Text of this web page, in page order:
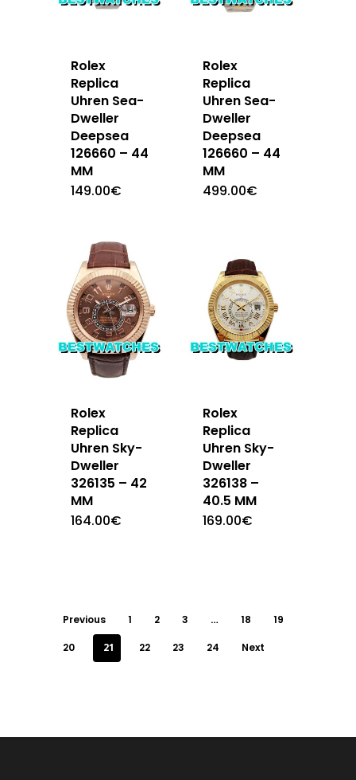
Rolex
Replica
Uhren Sea-
Dweller
Deepsea
126660 – 44
MM
149.00€
Rolex
Replica
Uhren Sea-
Dweller
Deepsea
126660 – 44
MM
499.00€
Rolex
Replica
Uhren Sky-
Dweller
326135 – 42
MM
164.00€
Rolex
Replica
Uhren Sky-
Dweller
326138 –
40.5 MM
169.00€
Previous 1 2 3 … 18 19
20 21 22 23 24 Next